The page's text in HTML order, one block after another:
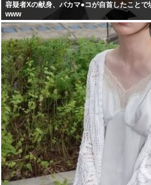
容疑者Xの献身、バカマ●コが自首したことで
www